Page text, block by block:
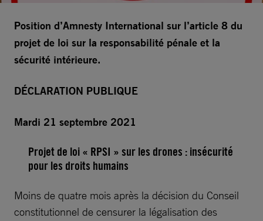
Position d’Amnesty International sur l’article 8 du
projet de loi sur la responsabilité pénale et la
sécurité intérieure.
DÉCLARATION PUBLIQUE
Mardi 21 septembre 2021
Projet de loi « RPSI » sur les drones : insécurité
pour les droits humains
Moins de quatre mois après la décision du Conseil
constitutionnel de censurer la légalisation des